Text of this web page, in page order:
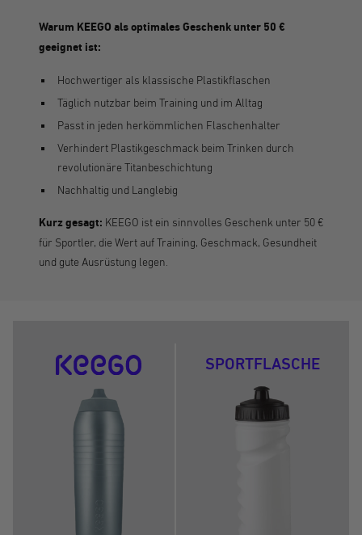
Warum KEEGO als optimales Geschenk unter 50 €
geeignet ist:
Hochwertiger als klassische Plastikflaschen
Täglich nutzbar beim Training und im Alltag
Passt in jeden herkömmlichen Flaschenhalter
Verhindert Plastikgeschmack beim Trinken durch
revolutionäre Titanbeschichtung
Nachhaltig und Langlebig
Kurz gesagt: KEEGO ist ein sinnvolles Geschenk unter 50 €
für Sportler, die Wert auf Training, Geschmack, Gesundheit
und gute Ausrüstung legen.
SPORTFLASCHE